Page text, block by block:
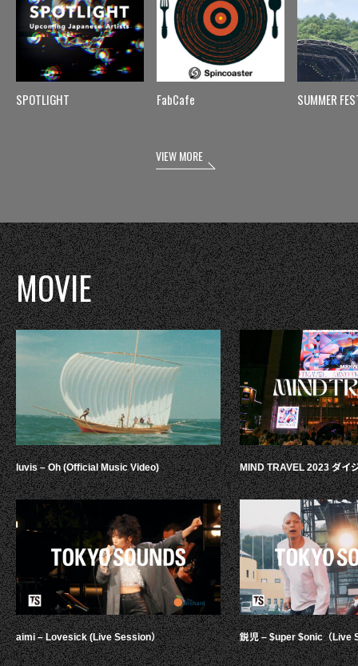
SPOTLIGHT FabCafe SUMMER
VIEW MORE
MOVIE
luvis – Oh (Official Music Video)
aimi – Lovesick (Live Session）
MIND TRAVEL 2023 ダイ
鋭児 – $uper $onic（Live